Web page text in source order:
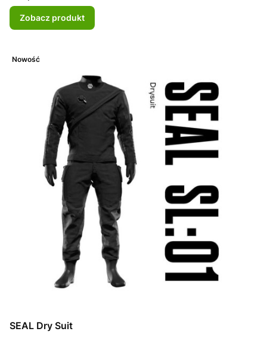
Zobacz produkt
Nowość
SEAL Dry Suit